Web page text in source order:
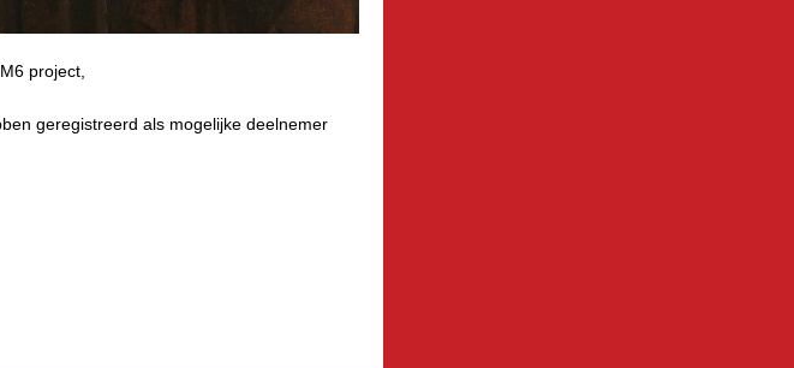
project,
geregistreerd als mogelijke deelnemer